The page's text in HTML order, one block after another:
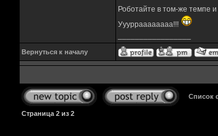
Роботайте в том-же темпе и
Ууурраааааааа!!!
Вернуться к началу
Список
Страница 2из 2